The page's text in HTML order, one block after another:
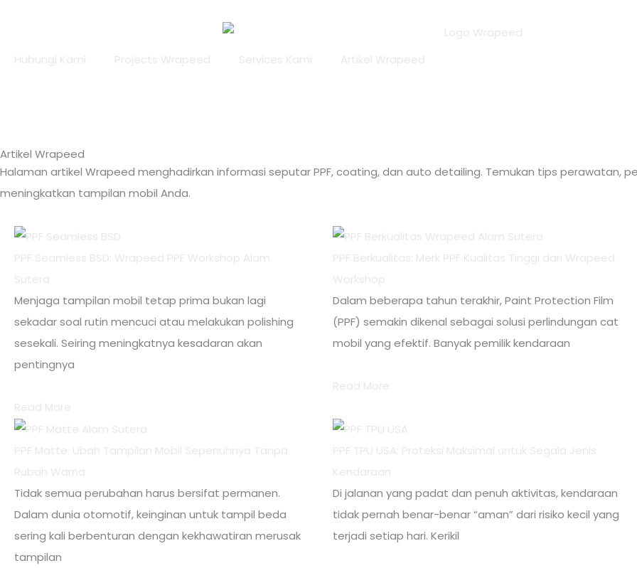
kontenHubungi Kami Projects Wrapeed Services Kami Artikel Wrapeed
Artikel Wrapeed
Halaman artikel Wrapeed menghadirkan informasi seputar PPF, coating, dan auto detailing. Temukan tips perawatan,
meningkatkan tampilan mobil Anda.
PPF Seamless BSD: Wrapeed PPF Workshop Alam
Sutera
Menjaga tampilan mobil tetap prima bukan lagi
sekadar soal rutin mencuci atau melakukan polishing
sesekali. Seiring meningkatnya kesadaran akan
pentingnya
Read More
PPF Berkualitas: Merk PPF Kualitas Tinggi dari Wrapeed
Workshop
Dalam beberapa tahun terakhir, Paint Protection Film
(PPF) semakin dikenal sebagai solusi perlindungan cat
mobil yang efektif. Banyak pemilik kendaraan
Read More
PPF Matte: Ubah Tampilan Mobil Sepenuhnya Tanpa
Rubah Warna
Tidak semua perubahan harus bersifat permanen.
Dalam dunia otomotif, keinginan untuk tampil beda
sering kali berbenturan dengan kekhawatiran merusak
tampilan
PPF TPU USA: Proteksi Maksimal untuk Segala Jenis
Kendaraan
Di jalanan yang padat dan penuh aktivitas, kendaraan
tidak pernah benar-benar “aman” dari risiko kecil yang
terjadi setiap hari. Kerikil